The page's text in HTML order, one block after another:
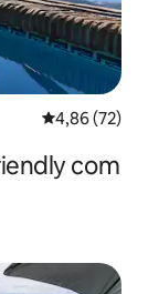
4,86 de uma
4,86 (72)
com